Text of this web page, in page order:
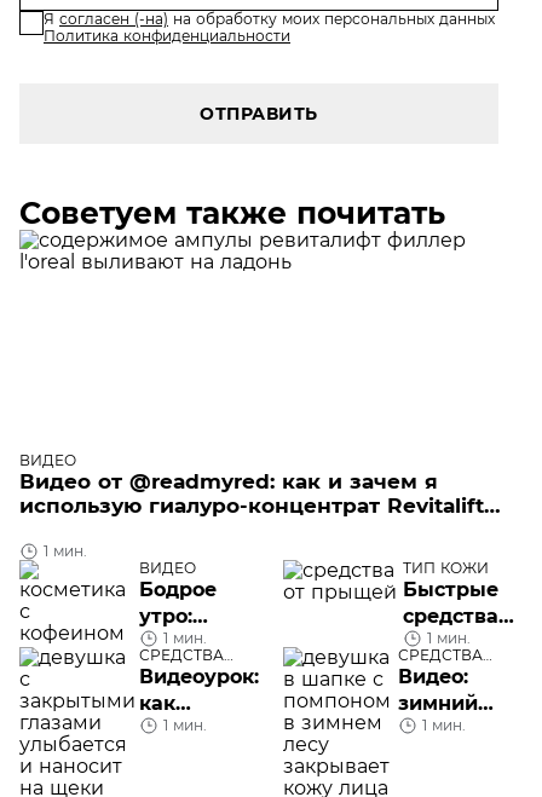
Я согласен (-на) на обработку моих персональных данных
Политика конфиденциальности
ОТПРАВИТЬ
Советуем также почитать
ВИДЕО
Видео от @readmyred: как и зачем я
использую гиалуро-концентрат Revitalift
1 мин.
ВИДЕО
Бодрое
утро:
косметика
с
кофеином
в составе
1 мин.
ТИП КОЖИ
Быстрые
средства
от прыщей
1 мин.
СРЕДСТВА
УХОДА
Видеоурок:
как
правильно
1 мин.
СРЕДСТВА
УХОДА
Видео:
зимний
уход за
1 мин.